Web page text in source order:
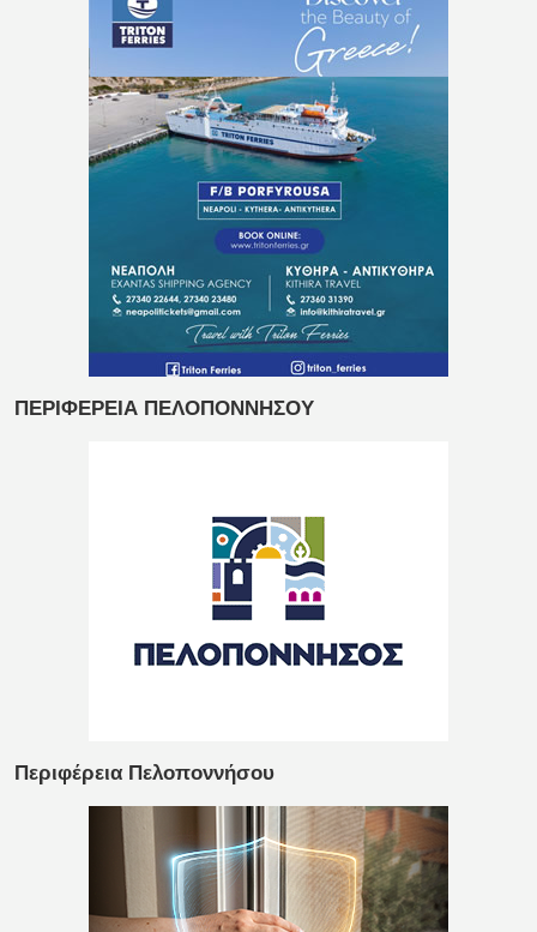
ΠΕΡΙΦΕΡΕΙΑ ΠΕΛΟΠΟΝΝΗΣΟΥ
Περιφέρεια Πελοποννήσου